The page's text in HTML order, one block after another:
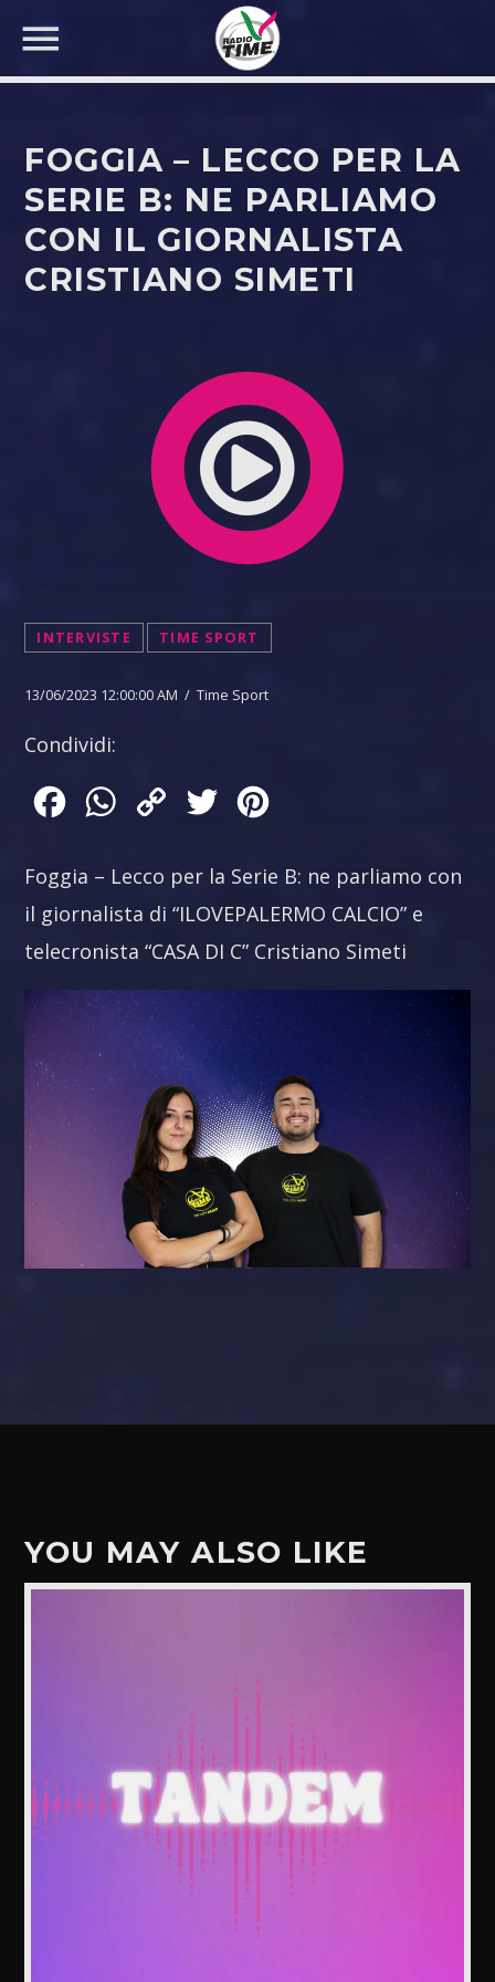
CERCA NEL SITO WEB:
FOGGIA – LECCO PER LA
SERIE B: NE PARLIAMO
CON IL GIORNALISTA
CRISTIANO SIMETI
INTERVISTE TIME SPORT
13/06/2023 12:00:00 AM / Time Sport
Condividi:
FacebookWhatsApp
Copy
Twitter
Foggia – Lecco per la Serie B: ne parliamo con
il giornalista di “ILOVEPALERMO CALCIO” e
telecronista “CASA DI C” Cristiano Simeti
YOU MAY ALSO LIKE